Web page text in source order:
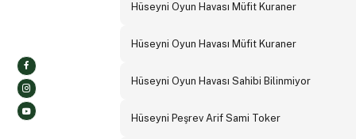
Hüseyni Oyun Havası Müfit Kuraner
Hüseyni Oyun Havası Müfit Kuraner
Hüseyni Oyun Havası Sahibi Bilinmiyor
Hüseyni Peşrev Arif Sami Toker